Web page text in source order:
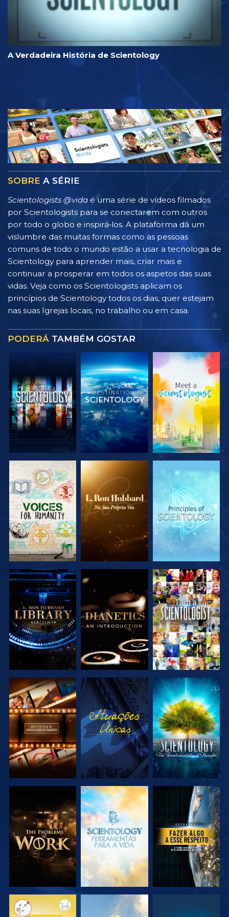
A Verdadeira História de Scientology
SOBRE A SÉRIE
Scientologists @vida é uma série de vídeos filmados
por Scientologists para se conectarem com outros
por todo o globo e inspirá‑los. A plataforma dá um
vislumbre das muitas formas como as pessoas
comuns de todo o mundo estão a usar a tecnologia de
Scientology para aprender mais, criar mais e
continuar a prosperar em todos os aspetos das suas
vidas. Veja como os Scientologists aplicam os
princípios de Scientology todos os dias, quer estejam
nas suas Igrejas locais, no trabalho ou em casa.
PODERÁ TAMBÉM GOSTAR
EXPLORAR A
SÉRIE
EXPLORAR A
SÉRIE
EXPLORAR A
SÉRIE
EXPLORAR A
SÉRIE
EXPLORAR A
SÉRIE
VER
EXPLORAR A
SÉRIE
VER
EXPLORAR A
SÉRIE
EXPLORAR A
SÉRIE
EXPLORAR A
SÉRIE
VER